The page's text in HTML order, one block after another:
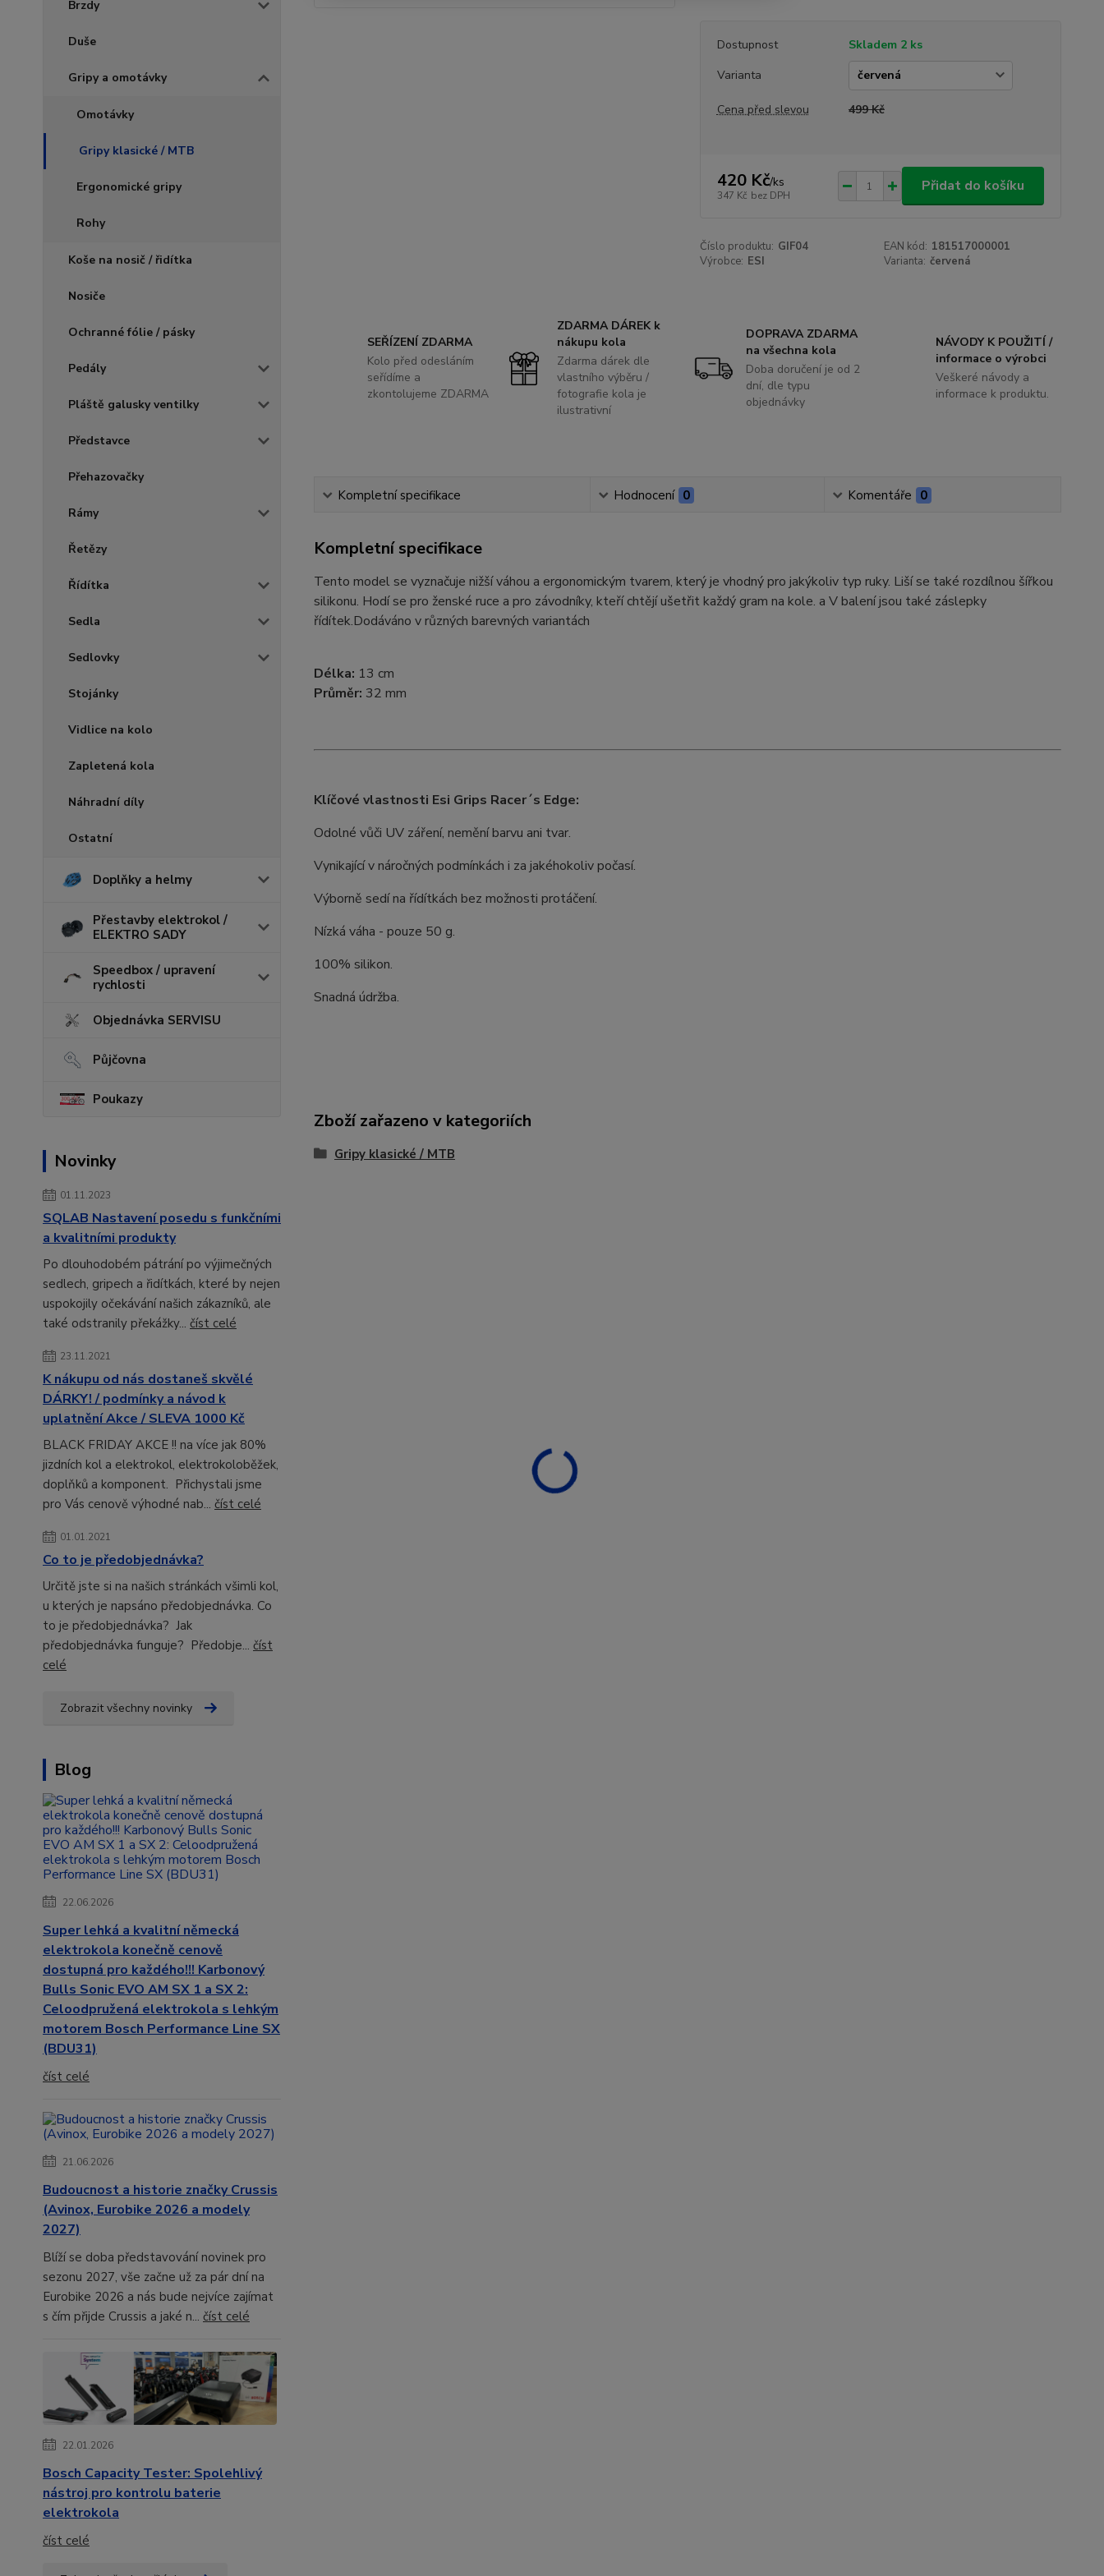
Brzdy
Duše
Gripy a omotávky
Omotávky
Gripy klasické / MTB
Ergonomické gripy
Rohy
Koše na nosič / řidítka
Nosiče
Ochranné fólie / pásky
Pedály
Pláště galusky ventilky
Představce
Přehazovačky
Rámy
Řetězy
Řídítka
Sedla
Sedlovky
Stojánky
Vidlice na kolo
Zapletená kola
Náhradní díly
Ostatní
Doplňky a helmy
Přestavby elektrokol /
ELEKTRO SADY
Speedbox / upravení
rychlosti
Objednávka SERVISU
Půjčovna
Poukazy
Novinky
01.11.2023
SQLAB Nastavení posedu s funkčními
a kvalitními produkty
Po dlouhodobém pátrání po výjimečných
sedlech, gripech a řidítkách, které by nejen
uspokojily očekávání našich zákazníků, ale
také odstranily překážky... číst celé
23.11.2021
K nákupu od nás dostaneš skvělé
DÁRKY! / podmínky a návod k
uplatnění Akce / SLEVA 1000 Kč
BLACK FRIDAY AKCE !! na více jak 80%
jizdních kol a elektrokol, elektrokoloběžek,
doplňků a komponent. Přichystali jsme
pro Vás cenově výhodné nab... číst celé
01.01.2021
Co to je předobjednávka?
Určitě jste si na našich stránkách všimli kol,
u kterých je napsáno předobjednávka. Co
to je předobjednávka? Jak
předobjednávka funguje? Předobje... číst
celé
Zobrazit všechny novinky
Blog
22.06.2026
Super lehká a kvalitní německá
elektrokola konečně cenově
dostupná pro každého!!! Karbonový
Bulls Sonic EVO AM SX 1 a SX 2:
Celoodpružená elektrokola s lehkým
motorem Bosch Performance Line SX
(BDU31)
číst celé
21.06.2026
Budoucnost a historie značky Crussis
(Avinox, Eurobike 2026 a modely
2027)
Blíží se doba představování novinek pro
sezonu 2027, vše začne už za pár dní na
Eurobike 2026 a nás bude nejvíce zajímat
s čím přijde Crussis a jaké n... číst celé
22.01.2026
Bosch Capacity Tester: Spolehlivý
nástroj pro kontrolu baterie
elektrokola
číst celé
Dostupnost
Skladem 2 ks
Varianta
Cena před slevou 499 Kč
420 Kč/ks
347 Kč bez DPH
Přidat do košíku
Číslo produktu: GIF04 EAN kód: 181517000001
Výrobce: ESI Varianta: červená
SEŘÍZENÍ ZDARMA
Kolo před odesláním
seřídíme a
zkontolujeme ZDARMA
ZDARMA DÁREK k
nákupu kola
Zdarma dárek dle
vlastního výběru /
fotografie kola je
ilustrativní
DOPRAVA ZDARMA
na všechna kola
Doba doručení je od 2
dní, dle typu
objednávky
NÁVODY K POUŽITÍ /
informace o výrobci
Veškeré návody a
informace k produktu.
Kompletní specifikace Hodnocení 0 Komentáře 0
Kompletní specifikace
Tento model se vyznačuje nižší váhou a ergonomickým tvarem, který je vhodný pro jakýkoliv typ ruky. Liší se také rozdílnou šířkou
silikonu. Hodí se pro ženské ruce a pro závodníky, kteří chtějí ušetřit každý gram na kole. a V balení jsou také záslepky
řídítek.Dodáváno v různých barevných variantách
Délka: 13 cm
Průměr: 32 mm
Klíčové vlastnosti Esi Grips Racer´s Edge:
Odolné vůči UV záření, nemění barvu ani tvar.
Vynikající v náročných podmínkách i za jakéhokoliv počasí.
Výborně sedí na řídítkách bez možnosti protáčení.
Nízká váha - pouze 50 g.
100% silikon.
Snadná údržba.
Zboží zařazeno v kategoriích
Gripy klasické / MTB